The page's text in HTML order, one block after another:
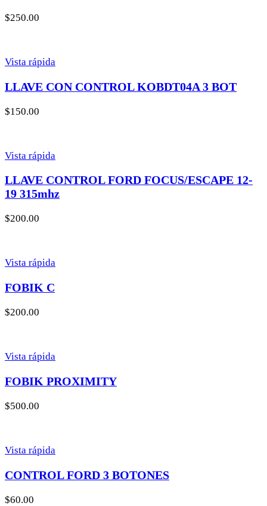
$250.00
Vista rápida
LLAVE CON CONTROL KOBDT04A 3 BOT
$150.00
Vista rápida
LLAVE CONTROL FORD FOCUS/ESCAPE 12-
19 315mhz
$200.00
Vista rápida
FOBIK C
$200.00
Vista rápida
FOBIK PROXIMITY
$500.00
Vista rápida
CONTROL FORD 3 BOTONES
$60.00